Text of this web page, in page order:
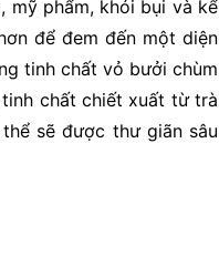
mỹ phẩm, khói bụi và kể
để đem đến một diện
tinh chất vỏ bưởi chùm
chất chiết xuất từ trà
sẽ được thư giãn sâu